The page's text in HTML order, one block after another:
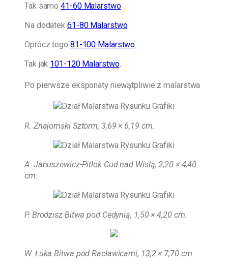
Tak samo41-60 Malarstwo.
Na dodatek 61-80 Malarstwo.
Oprócz tego 81-100 Malarstwo.
Tak jak 101-120 Malarstwo.
Po pierwsze eksponaty niewątpliwie z malarstwa
R. Znajomski Sztorm, 3,69 × 6,19 cm
A. Januszewicz-Pitlok Cud nad Wisłą, 2,20 × 4,40
cm.
P. Brodzisz Bitwa pod Cedynią, 1,50 × 4,20 cm.
W. Łuka Bitwa pod Racławicami, 13,2 × 7,70 cm.